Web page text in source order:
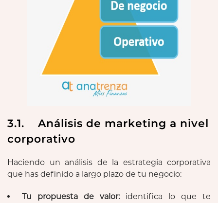
3.1. Análisis de marketing a nivel
corporativo
Haciendo un análisis de la estrategia corporativa
que has definido a largo plazo de tu negocio:
Tu propuesta de valor: identifica lo que te